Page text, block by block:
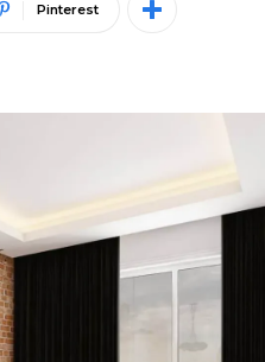
Pinterest